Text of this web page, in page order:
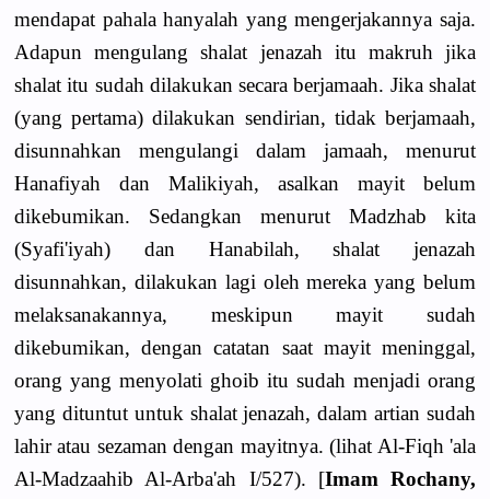
mendapat pahala hanyalah yang mengerjakannya saja.
Adapun mengulang shalat jenazah itu makruh jika
shalat itu sudah dilakukan secara berjamaah. Jika shalat
(yang pertama) dilakukan sendirian, tidak berjamaah,
disunnahkan mengulangi dalam jamaah, menurut
Hanafiyah dan Malikiyah, asalkan mayit belum
dikebumikan. Sedangkan menurut Madzhab kita
(Syafi'iyah) dan Hanabilah, shalat jenazah
disunnahkan, dilakukan lagi oleh mereka yang belum
melaksanakannya, meskipun mayit sudah
dikebumikan, dengan catatan saat mayit meninggal,
orang yang menyolati ghoib itu sudah menjadi orang
yang dituntut untuk shalat jenazah, dalam artian sudah
lahir atau sezaman dengan mayitnya. (lihat Al-Fiqh 'ala
Al-Madzaahib Al-Arba'ah I/527). [Imam Rochany,